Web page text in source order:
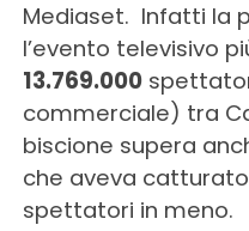
Mediaset. Infatti la
l’evento televisivo
13.769.000
commerciale) tra
biscione supera
che aveva catturato
spettatori in meno.